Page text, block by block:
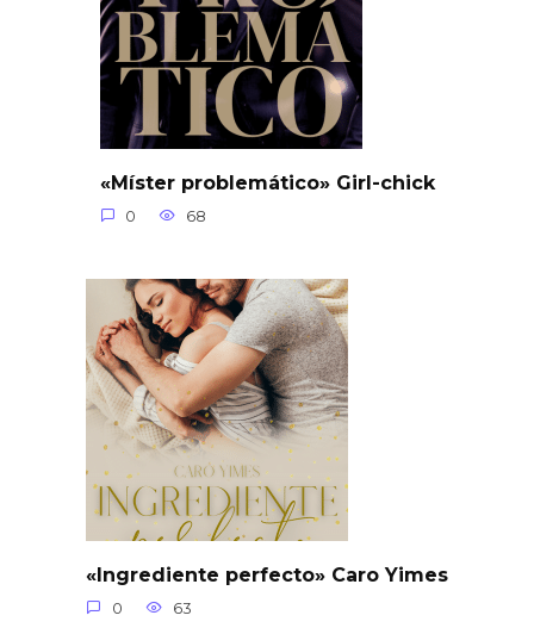
«Míster problemático» Girl-chick
0 68
«Ingrediente perfecto» Caro Yimes
0 63